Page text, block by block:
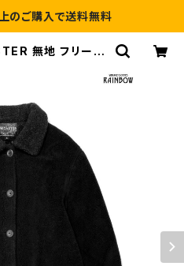
ご購入で送料無料
無地 フリース
着屋RAINBOW